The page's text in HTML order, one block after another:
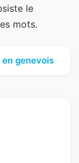
le
mots.
genevois